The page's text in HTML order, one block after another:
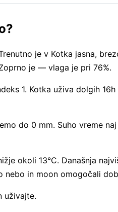
je v Kotka jasna,
je — vlaga je pri 76%.
1. Kotka uživa dolgih
do 0 mm. Suho vreme
okoli 13°C. Današnja
nebo in moon omogočali
uživajte.